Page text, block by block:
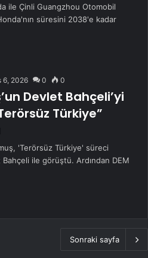
ile Çinli Guangzhou Otomobil
süresini 2038'e kadar
6, 2026 0 0
Devlet Bahçeli’yi
Türkiye”
'Terörsüz Türkiye' süreci
ile görüştü. Ardından DEM
Sonraki sayfa